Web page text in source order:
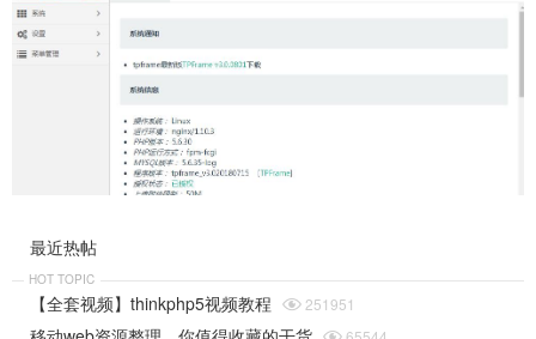
最近热帖
HOT TOPIC
【全套视频】thinkphp5视频教程  251951
